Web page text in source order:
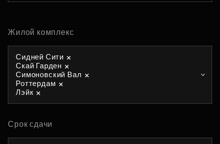
Жилой комплекс
Сидней Сити
Скай Гарден
Симоновский Вал
Роттердам
Лэйк
Срок сдачи